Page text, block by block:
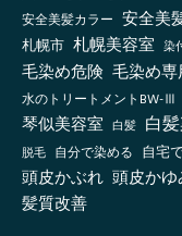
安全美髪カラー 安全美
札幌市 札幌美容室 染
毛染め危険 毛染め専
水のトリートメントBW-Ⅲ
琴似美容室 白髪 白
脱毛 自分で染める 自宅
頭皮かぶれ 頭皮かゆ
髪質改善